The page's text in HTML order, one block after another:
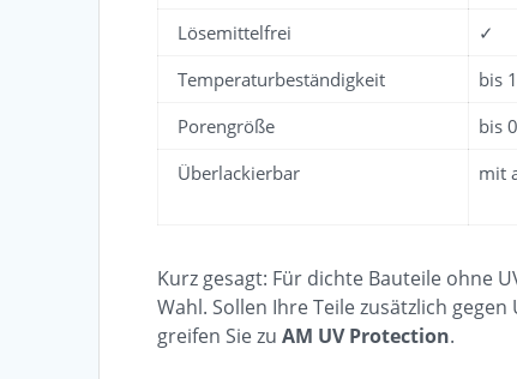
Lösemittelfrei
✓
Temperaturbeständigkeit
bis
Porengröße
bis
Überlackierbar
mit
Kurz gesagt: Für dichte Bauteile ohne
Wahl. Sollen Ihre Teile zusätzlich
greifen Sie zuAM UV Protection.